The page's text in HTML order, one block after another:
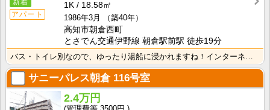
新着
アパート
1K
18.58㎡
1986年3月
（築40年）
高知市朝倉西町
とさでん交通伊野線 朝倉駅前駅 徒歩19分
サニーパレス朝倉116号室
2.4万円